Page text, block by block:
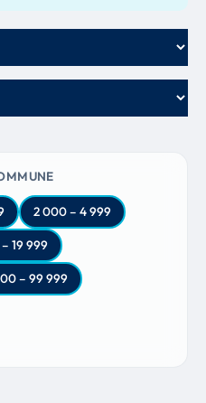
2 000 – 4 999
19 999
– 99 999